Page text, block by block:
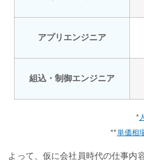
アプリエンジニア
組込・制御エンジニア
*
**単価相
よって、仮に会社員時代の仕事内